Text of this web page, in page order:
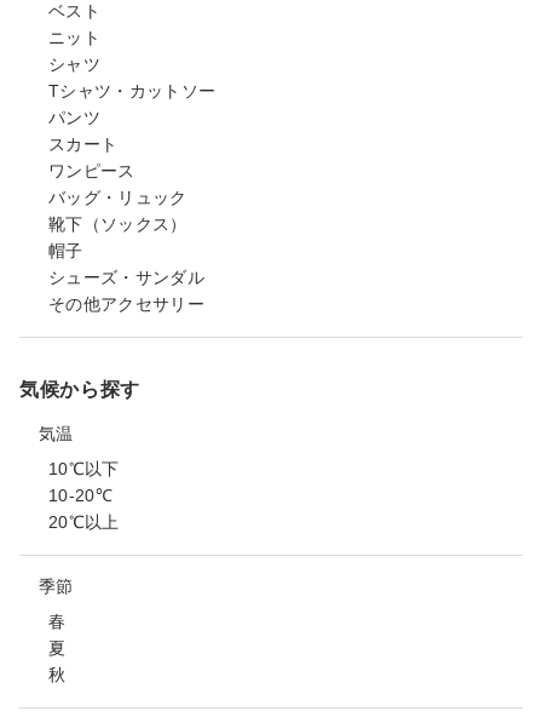
ベスト
ニット
シャツ
Tシャツ・カットソー
パンツ
スカート
ワンピース
バッグ・リュック
靴下（ソックス）
帽子
シューズ・サンダル
その他アクセサリー
気候から探す
気温
10℃以下
10-20℃
20℃以上
季節
春
夏
秋